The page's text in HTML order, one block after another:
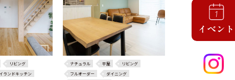
リビング
ランドキッチン
ナチュラル 平屋
リビング
フルオーダー
ダイニング